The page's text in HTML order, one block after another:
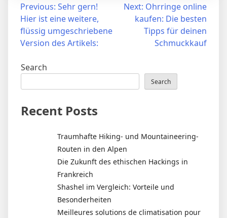
Post
navigation
Previous: Sehr gern!
Hier ist eine weitere,
flüssig umgeschriebene
Version des Artikels:
Next: Ohrringe online
kaufen: Die besten
Tipps für deinen
Schmuckkauf
Search
Search
Recent Posts
Traumhafte Hiking- und Mountaineering-
Routen in den Alpen
Die Zukunft des ethischen Hackings in
Frankreich
Shashel im Vergleich: Vorteile und
Besonderheiten
Meilleures solutions de climatisation pour